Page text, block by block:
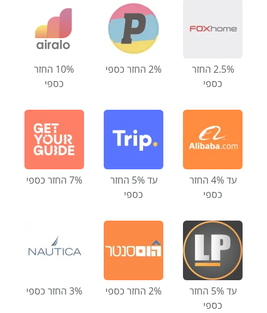
2.5% החזר
כספי
2% החזר כספי
10% החזר
כספי
עד 4% החזר
כספי
עד 5% החזר
כספי
7% החזר כספי
עד 5% החזר
כספי
2% החזר כספי 3% החזר כספי